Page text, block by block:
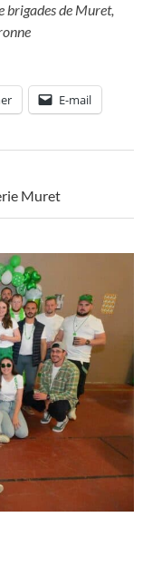
brigades de Muret,
E-mail
Muret